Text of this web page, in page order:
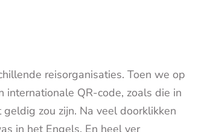
reisorganisaties. Toen we op
QR-code, zoals die in
zou zijn. Na veel doorklikken